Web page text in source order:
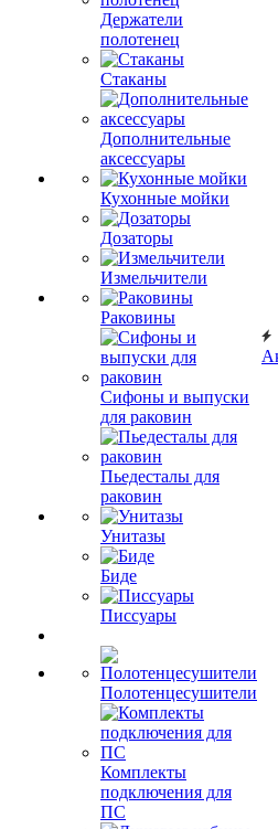
Держатели
полотенец
Стаканы
Дополнительные
аксессуары
Кухонные мойки
Дозаторы
Измельчители
Раковины
Сифоны и выпуски
для раковин
Пьедесталы для
раковин
Унитазы
Биде
Писсуары
Полотенцесушители
Комплекты
подключения для
ПС